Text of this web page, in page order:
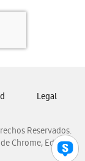
Reservados.
Chrome, Edge,
Legal